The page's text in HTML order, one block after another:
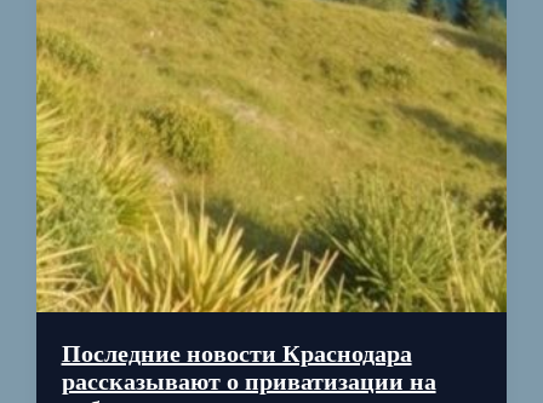
Последние новости Краснодара
рассказывают о приватизации на